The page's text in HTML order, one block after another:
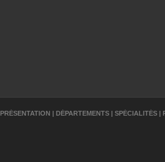
PRÉSENTATION | DÉPARTEMENTS | SPÉCIALITÉS |